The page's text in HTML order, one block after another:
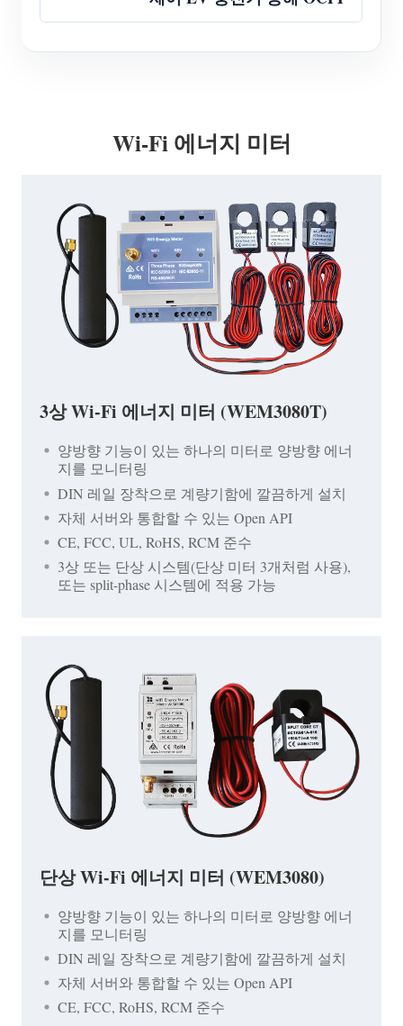
Wi-Fi 에너지 미터
3상 Wi-Fi 에너지 미터 (WEM3080T)
양방향 기능이 있는 하나의 미터로 양방향 에너
지를 모니터링
DIN 레일 장착으로 계량기함에 깔끔하게 설치
자체 서버와 통합할 수 있는 Open API
CE, FCC, UL, RoHS, RCM 준수
3상 또는 단상 시스템(단상 미터 3개처럼 사용),
또는 split-phase 시스템에 적용 가능
단상 Wi-Fi 에너지 미터 (WEM3080)
양방향 기능이 있는 하나의 미터로 양방향 에너
지를 모니터링
DIN 레일 장착으로 계량기함에 깔끔하게 설치
자체 서버와 통합할 수 있는 Open API
CE, FCC, RoHS, RCM 준수